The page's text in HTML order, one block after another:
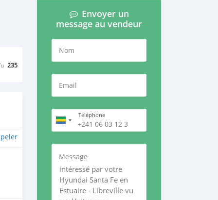
235
Envoyer un
message au vendeur
Nom
Email
Téléphone
Message